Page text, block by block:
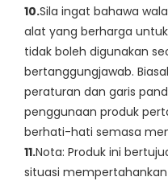
10.Sila ingat bahawa
alat yang berharga
tidak boleh digunakan
bertanggungjawab.
peraturan dan garis
penggunaan produk
berhati-hati semasa
11.Nota: Produk ini
situasi